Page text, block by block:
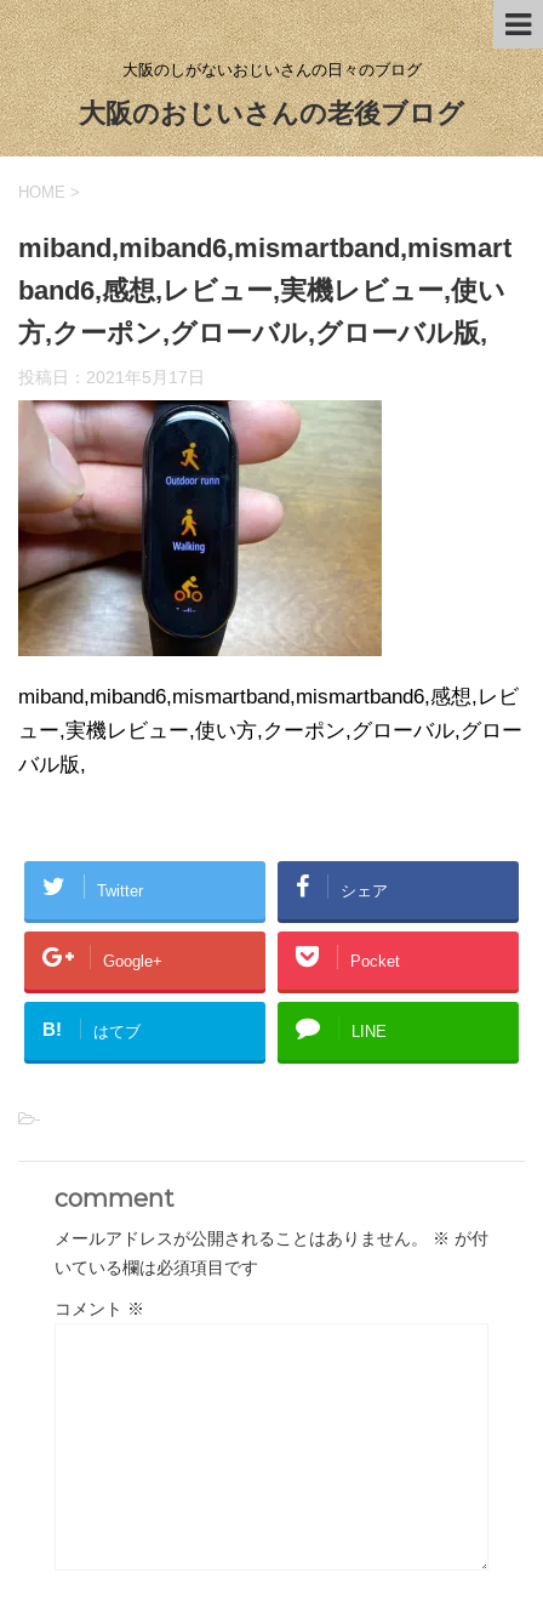
大阪のしがないおじいさんの日々のブログ
大阪のおじいさんの老後ブログ
HOME >
miband,miband6,mismartband,mismart
band6,感想,レビュー,実機レビュー,使い
方,クーポン,グローバル,グローバル版,
投稿日： 2021年5月17日
miband,miband6,mismartband,mismartband6,感想,レビ
ュー,実機レビュー,使い方,クーポン,グローバル,グロー
バル版,
Twitter シェア
Google+ Pocket
B! はてブ LINE
-
comment
メールアドレスが公開されることはありません。 ※ が付
いている欄は必須項目です
コメント ※